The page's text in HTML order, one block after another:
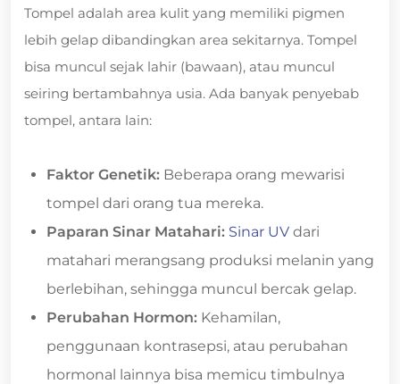
Tompel adalah area kulit yang memiliki pigmen
lebih gelap dibandingkan area sekitarnya. Tompel
bisa muncul sejak lahir (bawaan), atau muncul
seiring bertambahnya usia. Ada banyak penyebab
tompel, antara lain:
Faktor Genetik: Beberapa orang mewarisi
tompel dari orang tua mereka.
Paparan Sinar Matahari: Sinar UV dari
matahari merangsang produksi melanin yang
berlebihan, sehingga muncul bercak gelap.
Perubahan Hormon: Kehamilan,
penggunaan kontrasepsi, atau perubahan
hormonal lainnya bisa memicu timbulnya